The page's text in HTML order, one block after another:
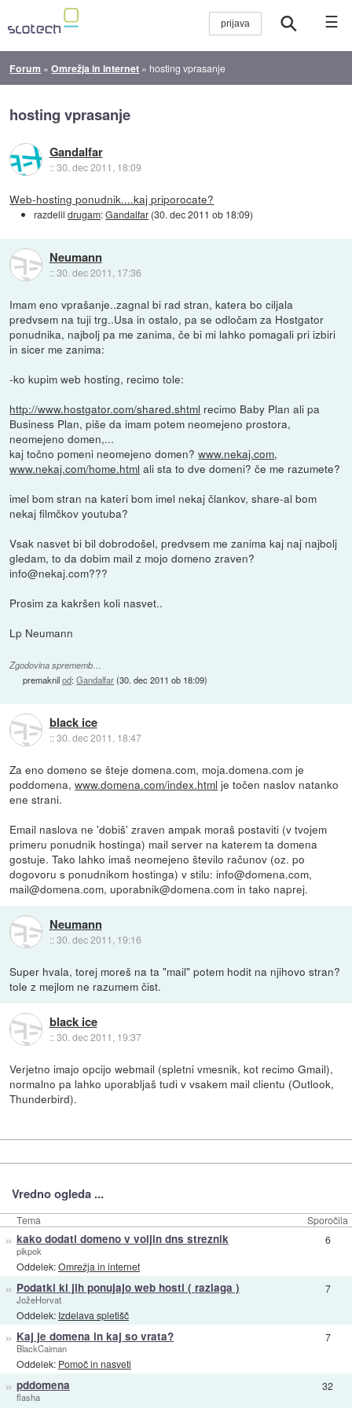
☰
Forum »Omrežja in internet » hosting vprasanje
hosting vprasanje
Gandalfar
::30. dec 2011, 18:09
Web-hosting ponudnik....kaj priporocate?
razdelildrugam:Gandalfar (30. dec 2011 ob 18:09)
Neumann
::30. dec 2011, 17:36
Imam eno vprašanje..zagnal bi rad stran, katera bo ciljala
predvsem na tuji trg..Usa in ostalo, pa se odločam za Hostgator
ponudnika, najbolj pa me zanima, če bi mi lahko pomagali pri izbiri
in sicer me zanima:
-ko kupim web hosting, recimo tole:
http://www.hostgator.com/shared.shtml recimo Baby Plan ali pa
Business Plan, piše da imam potem neomejeno prostora,
neomejeno domen,...
kaj točno pomeni neomejeno domen?www.nekaj.com,
www.nekaj.com/home.html ali sta to dve domeni? če me razumete?
imel bom stran na kateri bom imel nekaj člankov, share-al bom
nekaj filmčkov youtuba?
Vsak nasvet bi bil dobrodošel, predvsem me zanima kaj naj najbolj
gledam, to da dobim mail z mojo domeno zraven?
info@nekaj.com???
Prosim za kakršen koli nasvet..
Lp Neumann
Zgodovina sprememb…
premaknilod:Gandalfar(30. dec 2011 ob 18:09)
black ice
::30. dec 2011, 18:47
Za eno domeno se šteje domena.com, moja.domena.com je
poddomena,www.domena.com/index.html je točen naslov natanko
ene strani.
Email naslova ne 'dobiš' zraven ampak moraš postaviti (v tvojem
primeru ponudnik hostinga) mail server na katerem ta domena
gostuje. Tako lahko imaš neomejeno število računov (oz. po
dogovoru s ponudnikom hostinga) v stilu: info@domena.com,
mail@domena.com, uporabnik@domena.com in tako naprej.
Neumann
::30. dec 2011, 19:16
Super hvala, torej moreš na ta "mail" potem hodit na njihovo stran?
tole z mejlom ne razumem čist.
black ice
::30. dec 2011, 19:37
Verjetno imajo opcijo webmail (spletni vmesnik, kot recimo Gmail),
normalno pa lahko uporabljaš tudi v vsakem mail clientu (Outlook,
Thunderbird).
Vredno ogleda ...
Tema Sporočila
» kako dodati domeno v voljin dns streznik
pikpok
Oddelek:Omrežja in internet
6
» Podatki ki jih ponujajo web hosti ( razlaga )
JožeHorvat
Oddelek: Izdelava spletišč
7
» Kaj je domena in kaj so vrata?
BlackCaiman
Oddelek: Pomoč in nasveti
7
» pddomena
flasha
32